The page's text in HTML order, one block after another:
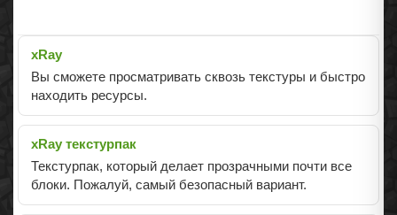
xRay
Вы сможете просматривать сквозь текстуры и быстро
находить ресурсы.
xRay текстурпак
Текстурпак, который делает прозрачными почти все
блоки. Пожалуй, самый безопасный вариант.